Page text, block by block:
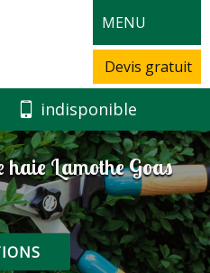
MENU
Devis gratuit
indisponible
Lamothe Goas